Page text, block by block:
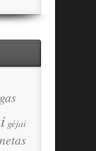
gėjai